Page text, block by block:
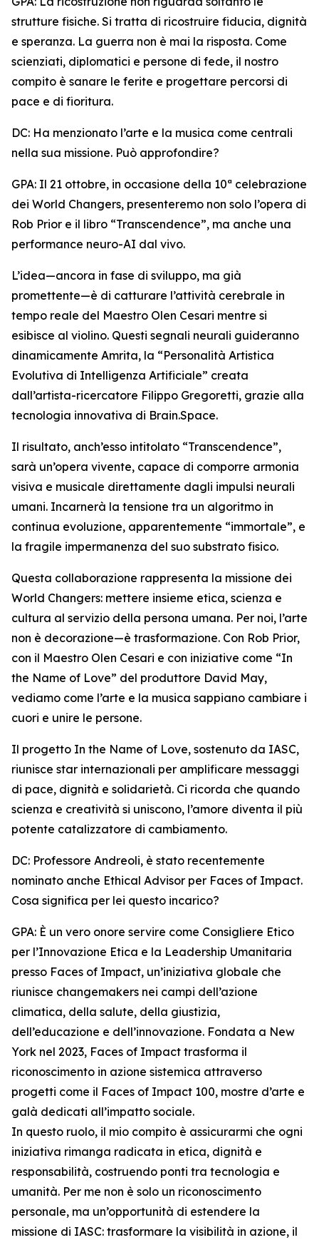
strutture fisiche. Si tratta di ricostruire fiducia, dignità
e speranza. La guerra non è mai la risposta. Come
scienziati, diplomatici e persone di fede, il nostro
compito è sanare le ferite e progettare percorsi di
pace e di fioritura.
DC: Ha menzionato l’arte e la musica come centrali
nella sua missione. Può approfondire?
GPA: Il 21 ottobre, in occasione della 10ª celebrazione
dei World Changers, presenteremo non solo l’opera di
Rob Prior e il libro “Transcendence”, ma anche una
performance neuro-AI dal vivo.
L’idea—ancora in fase di sviluppo, ma già
promettente—è di catturare l’attività cerebrale in
tempo reale del Maestro Olen Cesari mentre si
esibisce al violino. Questi segnali neurali guideranno
dinamicamente Amrita, la “Personalità Artistica
Evolutiva di Intelligenza Artificiale” creata
dall’artista-ricercatore Filippo Gregoretti, grazie alla
tecnologia innovativa di Brain.Space.
Il risultato, anch’esso intitolato “Transcendence”,
sarà un’opera vivente, capace di comporre armonia
visiva e musicale direttamente dagli impulsi neurali
umani. Incarnerà la tensione tra un algoritmo in
continua evoluzione, apparentemente “immortale”, e
la fragile impermanenza del suo substrato fisico.
Questa collaborazione rappresenta la missione dei
World Changers: mettere insieme etica, scienza e
cultura al servizio della persona umana. Per noi, l’arte
non è decorazione—è trasformazione. Con Rob Prior,
con il Maestro Olen Cesari e con iniziative come “In
the Name of Love” del produttore David May,
vediamo come l’arte e la musica sappiano cambiare i
cuori e unire le persone.
Il progetto In the Name of Love, sostenuto da IASC,
riunisce star internazionali per amplificare messaggi
di pace, dignità e solidarietà. Ci ricorda che quando
scienza e creatività si uniscono, l’amore diventa il più
potente catalizzatore di cambiamento.
DC: Professore Andreoli, è stato recentemente
nominato anche Ethical Advisor per Faces of Impact.
Cosa significa per lei questo incarico?
GPA: È un vero onore servire come Consigliere Etico
per l’Innovazione Etica e la Leadership Umanitaria
presso Faces of Impact, un’iniziativa globale che
riunisce changemakers nei campi dell’azione
climatica, della salute, della giustizia,
dell’educazione e dell’innovazione. Fondata a New
York nel 2023, Faces of Impact trasforma il
riconoscimento in azione sistemica attraverso
progetti come il Faces of Impact 100, mostre d’arte e
galà dedicati all’impatto sociale.
In questo ruolo, il mio compito è assicurarmi che ogni
iniziativa rimanga radicata in etica, dignità e
responsabilità, costruendo ponti tra tecnologia e
umanità. Per me non è solo un riconoscimento
personale, ma un’opportunità di estendere la
missione di IASC: trasformare la visibilità in azione, il